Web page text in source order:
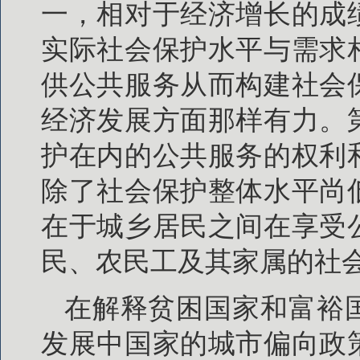
一，相对于经济增长的
实际社会保护水平与需
供公共服务从而构建社会
经济发展方面那样有力。
护在内的公共服务的权利
除了社会保护整体水平
在于城乡居民之间在享受
民、农民工及其家属的社
在解释贫困国家和富裕
发展中国家的城市偏向